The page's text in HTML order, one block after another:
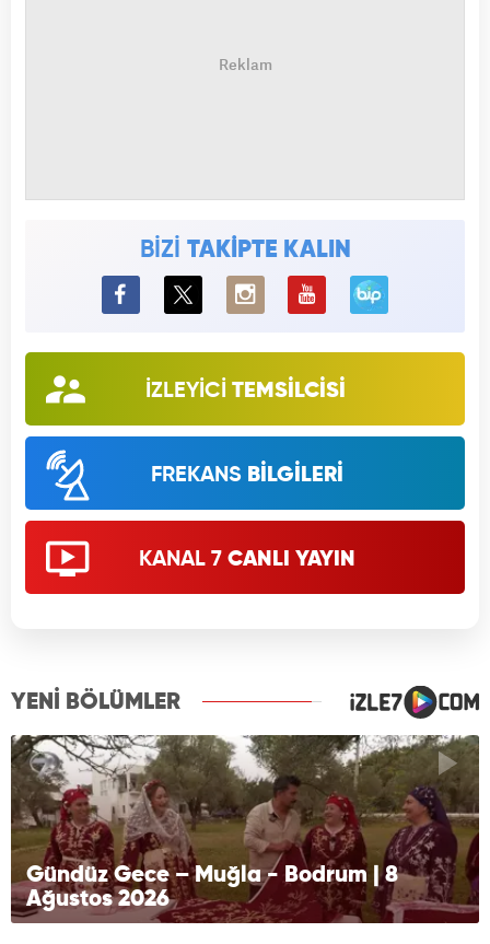
BİZİ TAKİPTE KALIN
BiP
İZLEYİCİ TEMSİLCİSİ
FREKANS BİLGİLERİ
KANAL 7 CANLI YAYIN
YENİ BÖLÜMLER
Gündüz Gece – Muğla - Bodrum | 8
Ağustos 2026